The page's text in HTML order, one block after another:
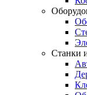
Станки